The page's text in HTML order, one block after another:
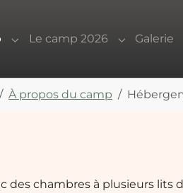
Submenu for "À propos du
Le camp 2026
Submenu
Galerie
À propos du camp
des chambres à plusieurs